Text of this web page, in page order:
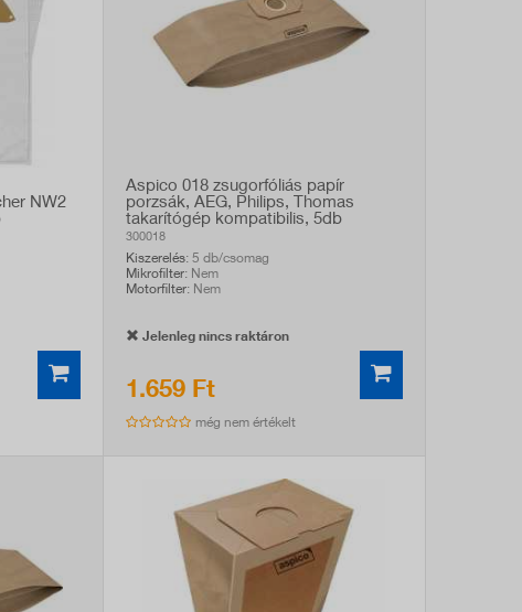
NW2
Aspico 018 zsugorfóliás papír
porzsák, AEG, Philips, Thomas
takarítógép kompatibilis, 5db
300018
Kiszerelés: 5 db/csomag
Mikrofilter: Nem
Motorfilter: Nem
Jelenleg nincs raktáron
1.659 Ft
még nem értékelt